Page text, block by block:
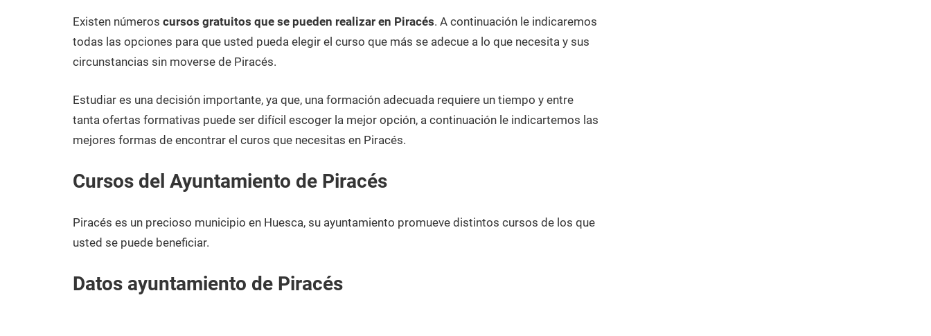
25
de
diciembre
2020
Maria
Cursos
en
Huesca
Existen números cursos gratuitos que se pueden realizar en Piracés. A continuación le indicaremos
todas las opciones para que usted pueda elegir el curso que más se adecue a lo que necesita y sus
circunstancias sin moverse de Piracés.
Estudiar es una decisión importante, ya que, una formación adecuada requiere un tiempo y entre
tanta ofertas formativas puede ser difícil escoger la mejor opción, a continuación le indicartemos las
mejores formas de encontrar el curos que necesitas en Piracés.
Cursos del Ayuntamiento de Piracés
Piracés es un precioso municipio en Huesca, su ayuntamiento promueve distintos cursos de los que
usted se puede beneficiar.
Datos ayuntamiento de Piracés